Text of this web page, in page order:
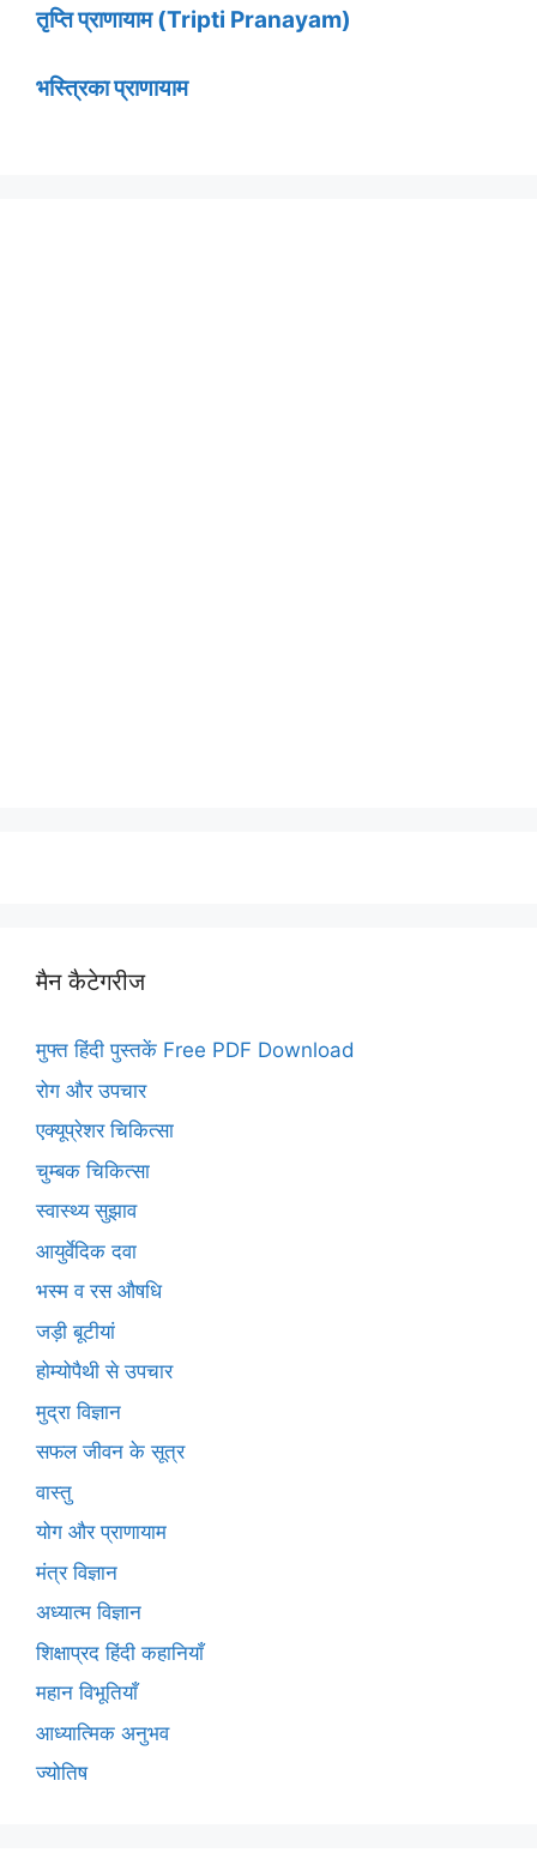
तृप्ति प्राणायाम (Tripti Pranayam)
भस्त्रिका प्राणायाम
मैन कैटेगरीज
मुफ्त हिंदी पुस्तकें Free PDF Download
रोग और उपचार
एक्यूप्रेशर चिकित्सा
चुम्बक चिकित्सा
स्वास्थ्य सुझाव
आयुर्वेदिक दवा
भस्म व रस औषधि
जड़ी बूटीयां
होम्योपैथी से उपचार
मुद्रा विज्ञान
सफल जीवन के सूत्र
वास्तु
योग और प्राणायाम
मंत्र विज्ञान
अध्यात्म विज्ञान
शिक्षाप्रद हिंदी कहानियाँ
महान विभूतियाँ
आध्यात्मिक अनुभव
ज्योतिष